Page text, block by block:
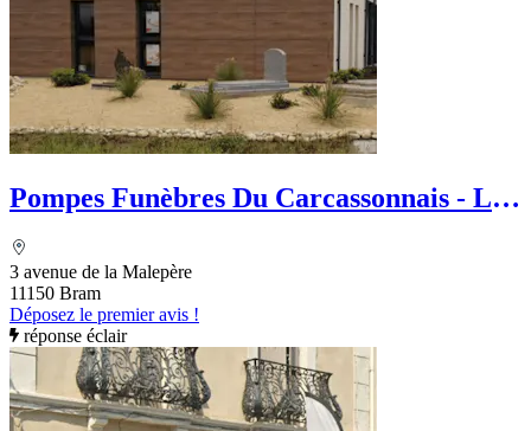
Pompes Funèbres Du Carcassonnais - Le
3 avenue de la Malepère
11150 Bram
Déposez le premier avis !
réponse éclair